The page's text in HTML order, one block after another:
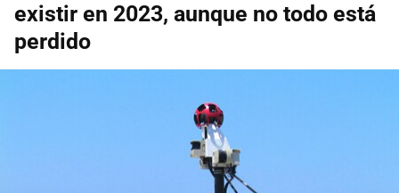
existir en 2023, aunque no todo está
perdido